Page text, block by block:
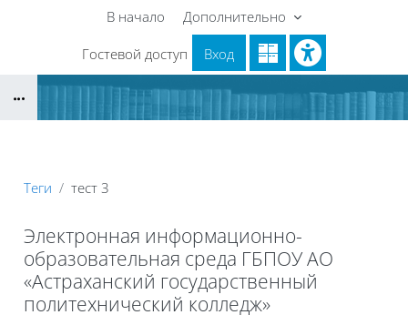
Перейти к основному содержанию
В начало Дополнительно
Гостевой доступ Вход
Теги тест 3
Электронная информационно-
образовательная среда ГБПОУ АО
«Астраханский государственный
политехнический колледж»